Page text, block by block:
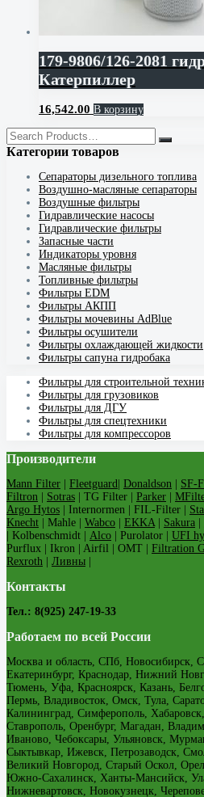
179-9806/126-2081
Катерпиллер
16,542.00 В корзину
Категории товаров
Cепараторы дизельного топлива
Воздушно-масляные сепараторы
Воздушные фильтры
Гидравлические насосы
Гидравлические фильтры
Запасные части
Индикаторы уровня
Масляные фильтры
Топливные фильтры
Фильтры EDM
Фильтры АКПП
Фильтры мочевины AdBlue
Фильтры осушители
Фильтры охлаждающей жидкости
Фильтры сапуна гидробака
Фильтры для строительной
Фильтры для грузовиков
Фильтры для ДГУ
Фильтры для спецтехники
Фильтры для компрессоров
Производители
Mann Filter Fleetguard Donaldson SF-
Filtron
Sotras | TG Filter | Parker
Argo Hytos | Internormen | FIL-Filter |
Knecht | Mahle | Wabco EKKA Sakura
| Kolbenschmidt | Alco | Purolator | UFI
Purflux | Ikron | Airfil | OMT | Filtration
Rexroth
Ливны
Контакты
Тел.: 8(925) 247-19-33
Работаем по всей России
Москва и область, СПб, Новосибирск,
Екатеринбург, Краснодар, Нижний
Тюмень, Уфа, Красноярск, Казань,
Пермь, Владивосток, Омск, Тула,
Калининград, Симферополь, Хабаровск,
Ставрополь, Оренбург, Магадан,
Иваново, Чебоксары, Ульяновск,
Сыктывкар, Ижевск, Петрозаводск,
Великий Новгород, Старый Оскол,
Южно-Сахалинск, Ханты-Мансийск,
Нижневартовск, Новокузнецк,